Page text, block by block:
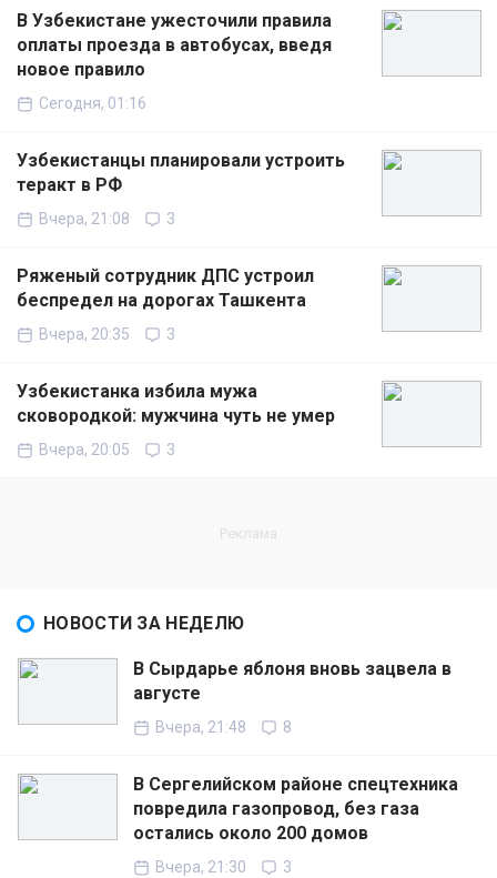
В Узбекистане ужесточили правила
оплаты проезда в автобусах, введя
новое правило
Сегодня, 01:16
Узбекистанцы планировали устроить
теракт в РФ
Вчера, 21:08 3
Ряженый сотрудник ДПС устроил
беспредел на дорогах Ташкента
Вчера, 20:35 3
Узбекистанка избила мужа
сковородкой: мужчина чуть не умер
Вчера, 20:05 3
НОВОСТИ ЗА НЕДЕЛЮ
В Сырдарье яблоня вновь зацвела в
августе
Вчера, 21:48 8
В Сергелийском районе спецтехника
повредила газопровод, без газа
остались около 200 домов
Вчера, 21:30 3